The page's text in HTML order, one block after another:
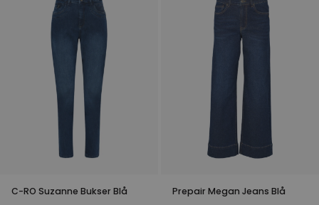
C-RO Suzanne Bukser Blå Prepair Megan Jeans Blå